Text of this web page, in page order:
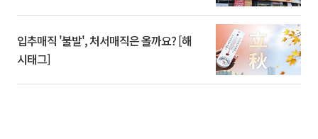
입추매직 '불발', 처서매직은 올까요? [해
시태그]